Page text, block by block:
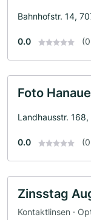
Bahnhofstr. 14,
0.0
Foto
Landhausstr.
0.0
Zinsstag
Kontaktlinsen ·